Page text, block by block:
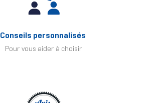
Conseils personnalisés
Pour vous aider à choisir